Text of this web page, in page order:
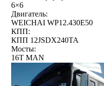
6×6
Двигатель:
WEICHAI WP12.430E50
КПП:
КПП 12JSDX240TA
Мосты:
16T MAN